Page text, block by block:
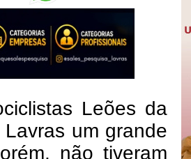
Leões da
um grande
não tiveram